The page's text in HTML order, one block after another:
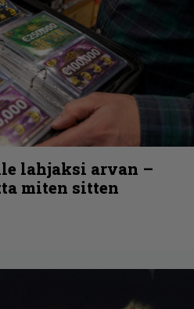
lahjaksi arvan –
miten sitten